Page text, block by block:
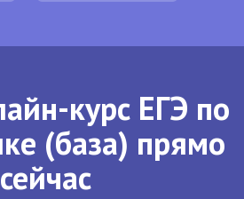
курс ЕГЭ по
(база) прямо
сейчас